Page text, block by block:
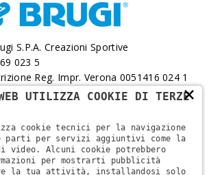
S.p.A. Creazioni Sportive
023 5
Reg. Impr. Verona 0051416 024 1
-Cap. Soc. € 10.000.000 I.v. - Posiz.
- Verona
×
UTILIZZA COOKIE DI TERZE
cookie tecnici per la navigazione
parti per servizi aggiuntivi come la
video. Alcuni cookie potrebbero
per mostrarti pubblicità
la tua attività, installandosi solo